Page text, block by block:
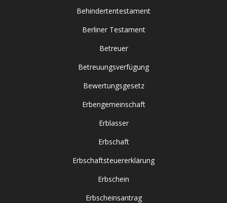
Behindertentestament
Berliner Testament
Betreuer
Betreuungsverfügung
Bewertungsgesetz
Erbengemeinschaft
Erblasser
Erbschaft
Erbschaftsteuererklärung
Erbschein
Erbscheinsantrag